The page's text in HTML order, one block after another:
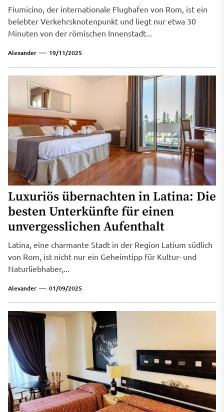
Fiumicino, der internationale Flughafen von Rom, ist ein
belebter Verkehrsknotenpunkt und liegt nur etwa 30
Minuten von der römischen Innenstadt...
Alexander 19/11/2025
Luxuriös übernachten in Latina: Die
besten Unterkünfte für einen
unvergesslichen Aufenthalt
Latina, eine charmante Stadt in der Region Latium südlich
von Rom, ist nicht nur ein Geheimtipp für Kultur- und
Naturliebhaber,...
Alexander 01/09/2025